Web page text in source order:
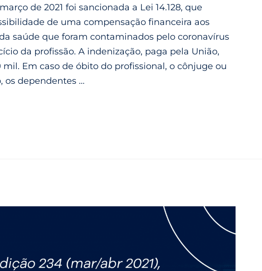
de 2021 foi sancionada a Lei 14.128, que
de uma compensação financeira aos
saúde que foram contaminados pelo coronavírus
da profissão. A indenização, paga pela União,
mil. Em caso de óbito do profissional, o cônjuge ou
os dependentes …